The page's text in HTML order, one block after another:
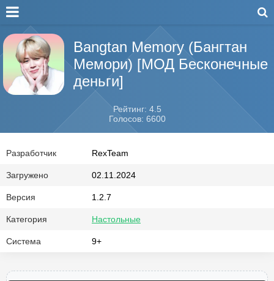
Bangtan Memory (Бангтан
Мемори) [МОД Бесконечные
деньги]
Рейтинг: 4.5
Голосов: 6600
Разработчик RexTeam
Загружено 02.11.2024
Версия 1.2.7
Категория Настольные
Система 9+